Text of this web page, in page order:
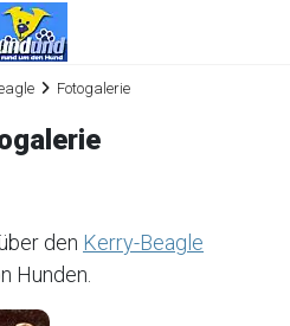
Fotogalerie
den Kerry-Beagle
Hunden.